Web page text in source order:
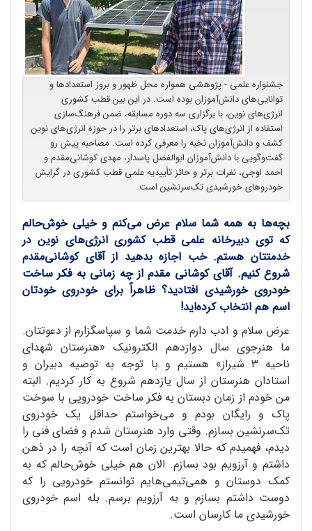
جشنواره علمی - پژوهشی همواره محل ظهور و بروز استعدادها و
توانایی‌های دانش‌آموزان بوده است. در این بین قطب کشوری
انرژی‌های نوین، با برگزاری سه دوره مسابقه، ضمن فرهنگ‌سازی
استفاده از انرژی‌های پاک، استعدادهای برتر را در حوزه انرژی‌های نوین
کشف و دانش‌آموزان نخبه را معرفی کرده است. مصاحبه پیش رو
گفت‌وگویی با دانش‌آموزان ابوالفضل پاسدار، مهدی کوشانی‌مقدم و
احمد اوجی، نفرات برتر و حائز تأییدیه علمی قطب کشوری در گرایش‌
خودروهای خورشیدی تک‌سرنشین است.
بچه‌ها به همه شما سلام عرض می‌کنم و خیلی خوش‌حالم
که توی دبیرخانه علمی قطب کشوری انرژی‌های نوین در
خدمتتان هستم. خب اجازه بدهید از آقای کوشانی‌مقدم
شروع کنیم. آقای کوشانی مقدم از چه زمانی به فکر ساخت
خودروی خورشیدی افتادید؟ ظاهراً برای خودروی خودتان
اسم هم انتخاب کرده‌اید!
عرض سلام و ادب دارم خدمت شما و سپاسگزارم از دعوتتان.
ما هنرجوی سال دوازدهم الکترونیک «هنرستان شهدای
ناحیه ۳ شیراز» هستیم و با توجه به توصیه دبیران و
استادان هنرستان از سال یازدهم شروع به کار کردیم. البته
من خودم از زمان دبستان به فکر ساخت خودرویی با سوخت
پاک و رایگان بودم و می‌خواستم حداقل یک خودروی
تک‌سرنشین بسازم. وقتی وارد هنرستان شدم و فضای فنی را
دیدم، فهمیدم که حالا بهترین زمان است که آنچه را در ذهن
داشتم و آرزویم بود بسازم. الان هم خیلی خوش‌حالم که به
کمک دوستان و همی‌تیمی‌هایم توانستم خودرویی را که
دوست داشتم بسازم و به آرزویم برسم. بله اسم خودروی
خورشیدی ما کارسان است.